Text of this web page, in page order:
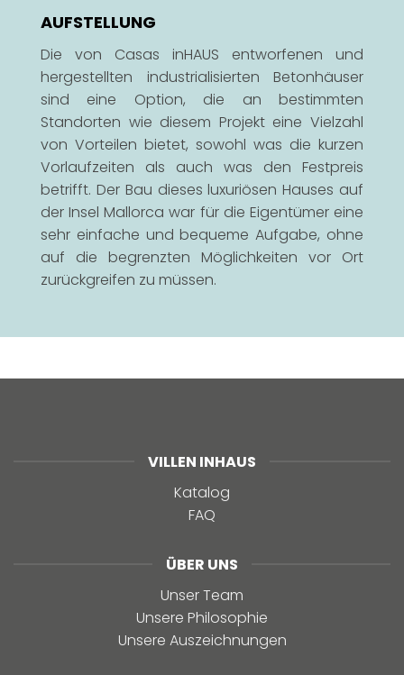
AUFSTELLUNG
Die von Casas inHAUS entworfenen und
hergestellten industrialisierten Betonhäuser
sind eine Option, die an bestimmten
Standorten wie diesem Projekt eine Vielzahl
von Vorteilen bietet, sowohl was die kurzen
Vorlaufzeiten als auch was den Festpreis
betrifft. Der Bau dieses luxuriösen Hauses auf
der Insel Mallorca war für die Eigentümer eine
sehr einfache und bequeme Aufgabe, ohne
auf die begrenzten Möglichkeiten vor Ort
zurückgreifen zu müssen.
VILLEN INHAUS
Katalog
FAQ
ÜBER UNS
Unser Team
Unsere Philosophie
Unsere Auszeichnungen